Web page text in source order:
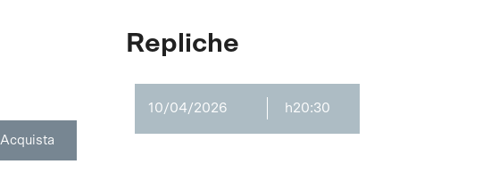
Acquista
Repliche
10/04/2026 h20:30